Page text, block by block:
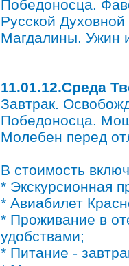
Победоносца.
Русской
Магдалины. Ужин
11.01.12.Среда
Завтрак.
Победоносца.
Молебен перед
В стоимость
* Экскурсионная
* Авиабилет
* Проживание в
удобствами;
* Питание -